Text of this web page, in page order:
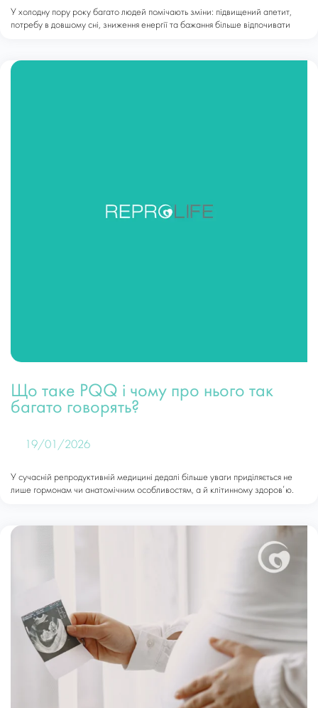
У холодну пору року багато людей помічають зміни: підвищений апетит,
потребу в довшому сні, зниження енергії та бажання більше відпочивати
Що таке PQQ і чому про нього так
багато говорять?
19/01/2026
У сучасній репродуктивній медицині дедалі більше уваги приділяється не
лише гормонам чи анатомічним особливостям, а й клітинному здоров’ю.